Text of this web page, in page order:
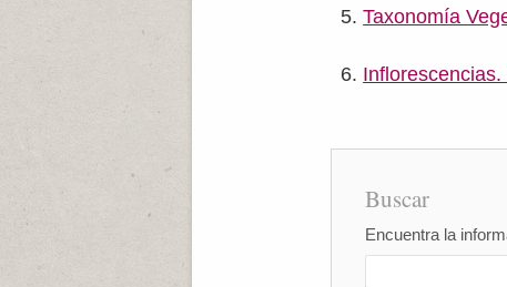
Taxonomía
Buscar
Encuentra la